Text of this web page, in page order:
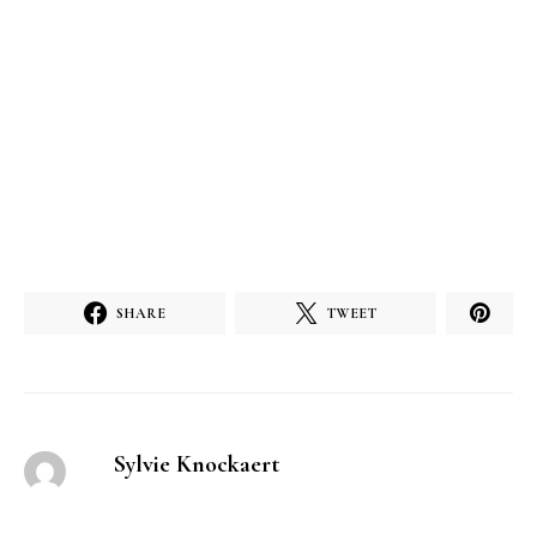
SHARE TWEET
Sylvie Knockaert